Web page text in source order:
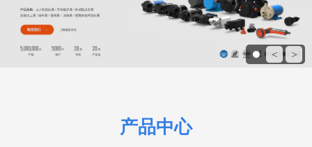
>
<
产品中心